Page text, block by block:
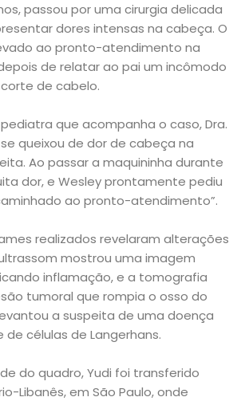
passou por uma cirurgia delicada
dores intensas na cabeça. O
ao pronto-atendimento na
de relatar ao pai um incômodo
de cabelo.
que acompanha o caso, Dra.
se queixou de dor de cabeça na
Ao passar a maquininha durante
dor, e Wesley prontamente pediu
ao pronto-atendimento”.
realizados revelaram alterações
mostrou uma imagem
inflamação, e a tomografia
tumoral que rompia o osso do
a suspeita de uma doença
células de Langerhans.
do quadro, Yudi foi transferido
Libanês, em São Paulo, onde